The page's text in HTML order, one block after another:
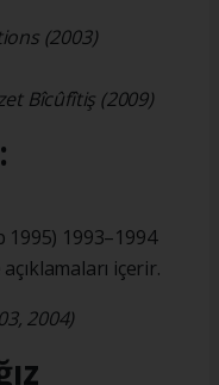
(2003)
Bîcûfîtiş (2009)
1993–1994
içerir.
2004)